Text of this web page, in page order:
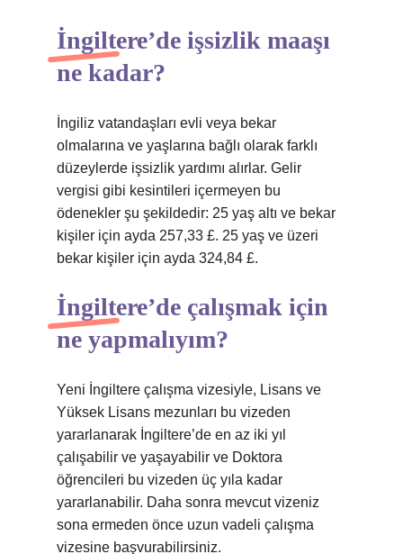
İngiltere’de işsizlik maaşı
ne kadar?
İngiliz vatandaşları evli veya bekar
olmalarına ve yaşlarına bağlı olarak farklı
düzeylerde işsizlik yardımı alırlar. Gelir
vergisi gibi kesintileri içermeyen bu
ödenekler şu şekildedir: 25 yaş altı ve bekar
kişiler için ayda 257,33 £. 25 yaş ve üzeri
bekar kişiler için ayda 324,84 £.
İngiltere’de çalışmak için
ne yapmalıyım?
Yeni İngiltere çalışma vizesiyle, Lisans ve
Yüksek Lisans mezunları bu vizeden
yararlanarak İngiltere’de en az iki yıl
çalışabilir ve yaşayabilir ve Doktora
öğrencileri bu vizeden üç yıla kadar
yararlanabilir. Daha sonra mevcut vizeniz
sona ermeden önce uzun vadeli çalışma
vizesine başvurabilirsiniz.